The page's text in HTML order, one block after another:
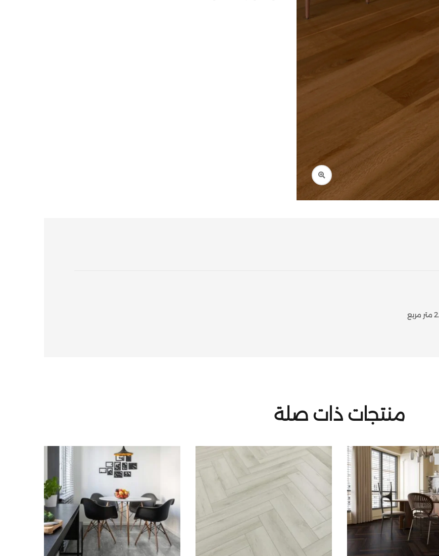
منتجات ذات صلة